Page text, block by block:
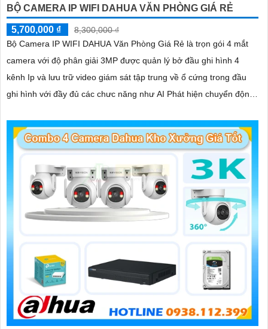
BỘ CAMERA IP WIFI DAHUA VĂN PHÒNG GIÁ RẺ
5,700,000 ₫
8,300,000 ₫
Bộ Camera IP WIFI DAHUA Văn Phòng Giá Rẻ là trọn gói 4 mắt
camera với độ phân giải 3MP được quản lý bở đầu ghi hình 4
kênh Ip và lưu trữ video giám sát tập trung về ổ cứng trong đầu
ghi hình với đầy đủ các chưc năng như AI Phát hiện chuyển động,